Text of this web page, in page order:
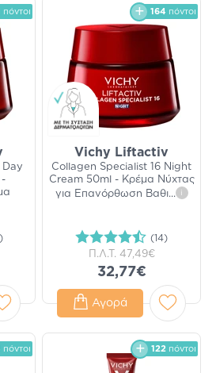
πόντοι
Day
-
164 πόντοι
Vichy Liftactiv
Collagen Specialist 16 Night
Cream 50ml - Κρέμα Νύχτας
για Επανόρθωση Βαθι... i
(14)
Π.Λ.Τ. 47,49€
32,77€
Αγορά
πόντοι 122 πόντοι